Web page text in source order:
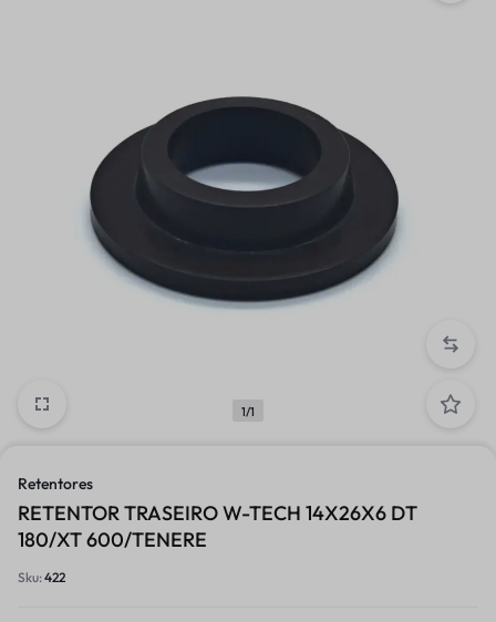
1/1
Retentores
RETENTOR TRASEIRO W-TECH 14X26X6 DT
180/XT 600/TENERE
Sku:422